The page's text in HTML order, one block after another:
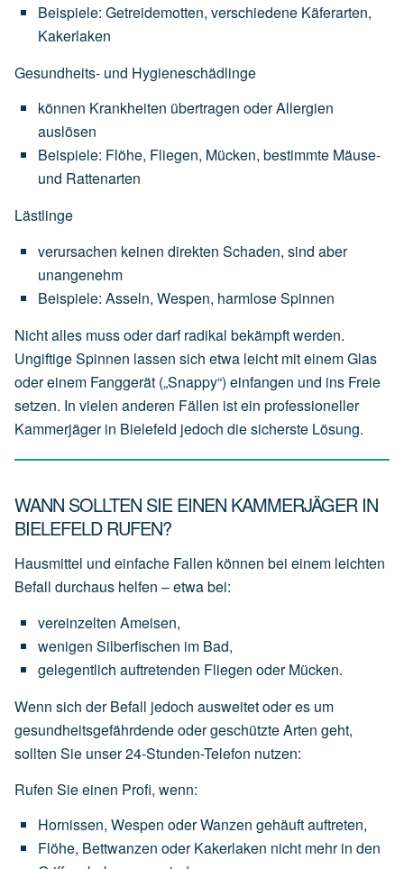
Beispiele: Getreidemotten, verschiedene Käferarten,
Kakerlaken
Gesundheits- und Hygieneschädlinge
können Krankheiten übertragen oderAllergien
auslösen
Beispiele: Flöhe, Fliegen, Mücken, bestimmte Mäuse-
und Rattenarten
Lästlinge
verursachen keinen direkten Schaden, sind aber
unangenehm
Beispiele: Asseln, Wespen, harmloseSpinnen
Nicht alles muss oder darf radikal bekämpft werden.
Ungiftige Spinnen lassen sich etwa leicht mit einem Glas
oder einem Fanggerät („Snappy“) einfangen und ins Freie
setzen. In vielen anderen Fällen ist ein professioneller
Kammerjäger in Bielefeld jedoch die sicherste Lösung.
WANN SOLLTEN SIE EINEN KAMMERJÄGER IN
BIELEFELD RUFEN?
Hausmittel und einfache Fallen können bei einem leichten
Befall durchaus helfen – etwa bei:
vereinzelten Ameisen,
wenigen Silberfischen im Bad,
gelegentlich auftretenden Fliegen oder Mücken.
Wenn sich der Befall jedoch ausweitet oder es um
gesundheitsgefährdende oder geschützte Arten geht,
sollten Sie unser 24-Stunden-Telefon nutzen:
Rufen Sie einen Profi, wenn:
Hornissen, Wespen oderWanzen gehäuftauftreten,
Flöhe, Bettwanzen oder Kakerlaken nicht mehr in den